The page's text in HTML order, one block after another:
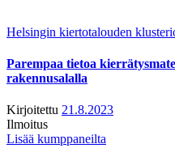
Helsingin kiertotalouden
Parempaa tietoa
rakennusalalla
Kirjoitettu 21.8.2023
Ilmoitus
Lisää kumppaneilta